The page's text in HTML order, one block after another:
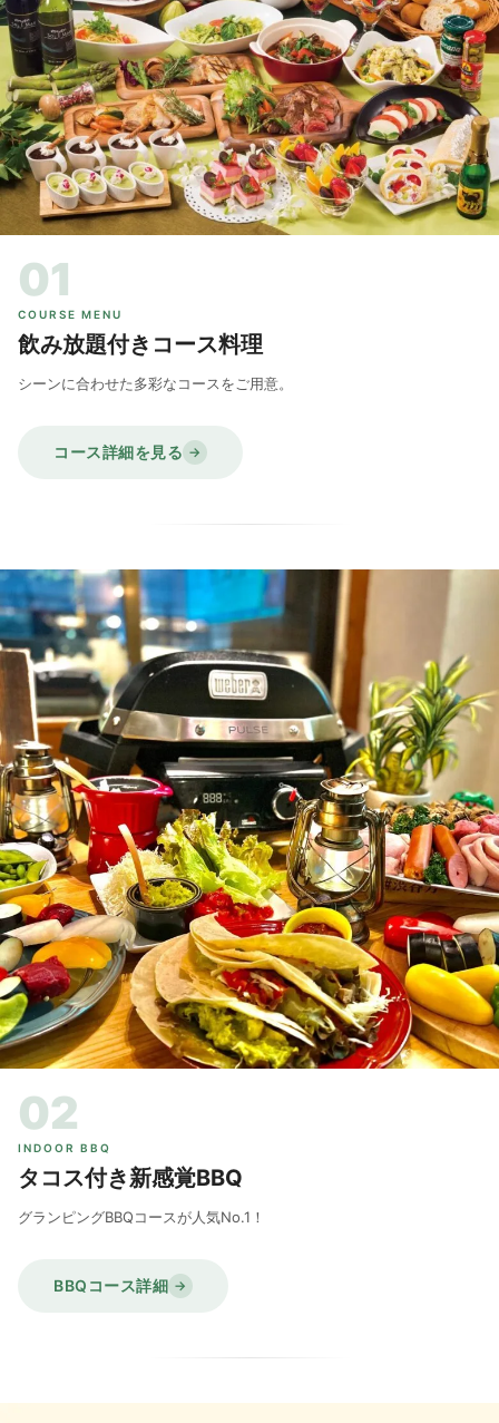
01
COURSE MENU
飲み放題付きコース料理
シーンに合わせた多彩なコースをご用意。
コース詳細を見る →
02
INDOOR BBQ
タコス付き新感覚BBQ
グランピングBBQコースが人気No.1！
BBQコース詳細 →